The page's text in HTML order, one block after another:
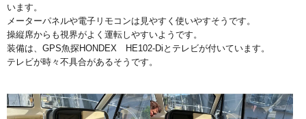
います。
メーターパネルや電子リモコンは見やすく使いやすそうです。
操縦席からも視界がよく運転しやすいようです。
装備は、GPS魚探HONDEX HE102-Diとテレビが付いています。
テレビが時々不具合があるそうです。